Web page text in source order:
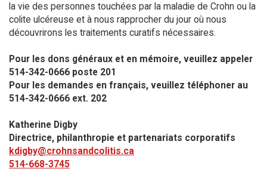
la vie des personnes touchées par la maladie de Crohn ou la
colite ulcéreuse et à nous rapprocher du jour où nous
découvrirons les traitements curatifs nécessaires.
Pour les dons généraux et en mémoire, veuillez appeler
514-342-0666 poste 201​
Pour les demandes en français, veuillez téléphoner au
514-342-0666 ext. 202
Katherine Digby
Directrice, philanthropie et partenariats corporatifs
kdigby@crohnsandcolitis.ca
514-668-3745